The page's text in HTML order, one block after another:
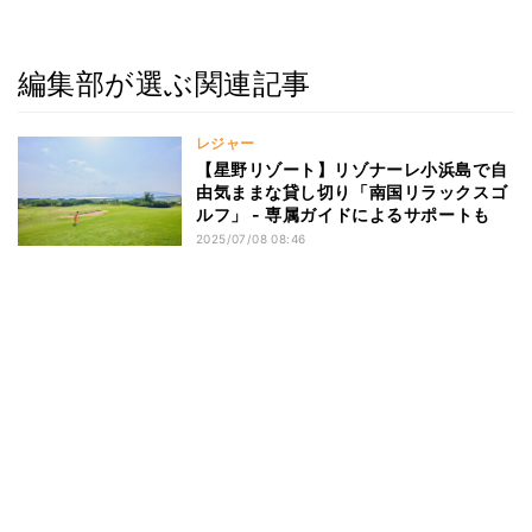
編集部が選ぶ関連記事
レジャー
【星野リゾート】リゾナーレ小浜島で自
由気ままな貸し切り「南国リラックスゴ
ルフ」 - 専属ガイドによるサポートも
2025/07/08 08:46